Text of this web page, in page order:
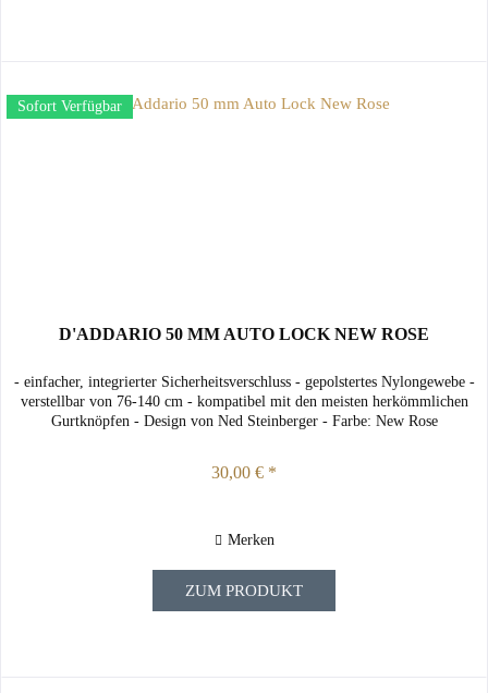
Sofort Verfügbar
D'ADDARIO 50 MM AUTO LOCK NEW ROSE
- einfacher, integrierter Sicherheitsverschluss - gepolstertes Nylongewebe -
verstellbar von 76-140 cm - kompatibel mit den meisten herkömmlichen
Gurtknöpfen - Design von Ned Steinberger - Farbe: New Rose
30,00 € *
Merken
ZUM PRODUKT